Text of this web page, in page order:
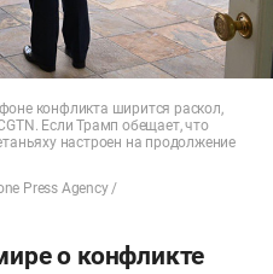
конфликта ширится раскол,
Если Трамп обещает, что
настроен на продолжение
Press Agency /
о конфликте